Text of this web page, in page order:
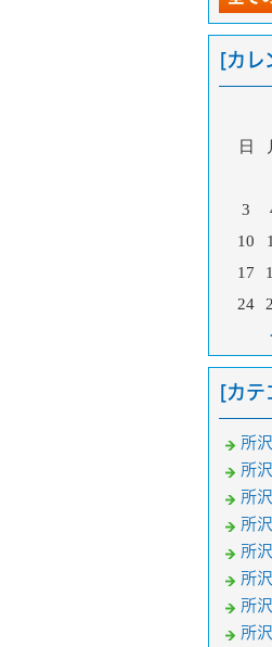
[カレ
日
3
10
17
24
[カテ
所
所
所
所
所
所
所
所